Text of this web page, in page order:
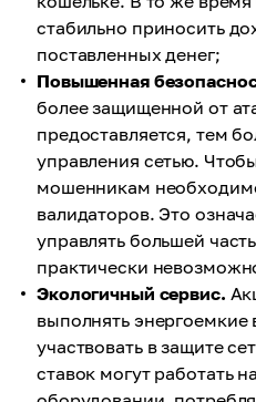
стабильно приносить
поставленных денег;
Повышенная
более защищенной от
предоставляется, тем
управления сетью.
мошенникам
валидаторов. Это
управлять большей
практически
Экологичный сервис.
выполнять
участвовать в защите
ставок могут работать